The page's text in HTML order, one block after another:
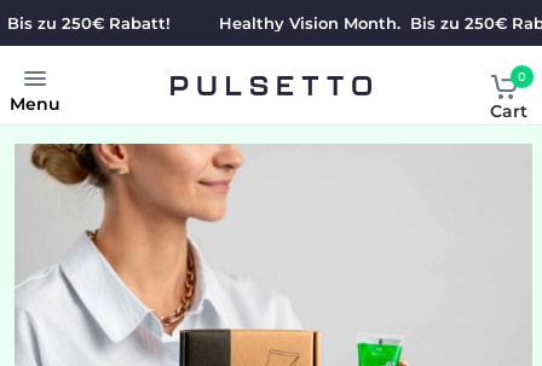
zu 250€ Rabatt! Healthy Vision Month. Bis zu 250€
Menu
0
Cart